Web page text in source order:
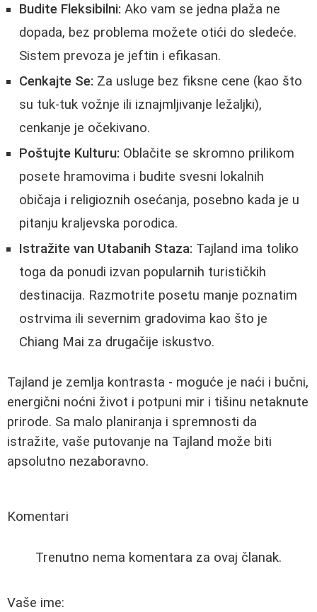
Budite Fleksibilni: Ako vam se jedna plaža ne
dopada, bez problema možete otići do sledeće.
Sistem prevoza je jeftin i efikasan.
Cenkajte Se: Za usluge bez fiksne cene (kao što
su tuk-tuk vožnje ili iznajmljivanje ležaljki),
cenkanje je očekivano.
Poštujte Kulturu: Oblačite se skromno prilikom
posete hramovima i budite svesni lokalnih
običaja i religioznih osećanja, posebno kada je u
pitanju kraljevska porodica.
Istražite van Utabanih Staza: Tajland ima toliko
toga da ponudi izvan popularnih turističkih
destinacija. Razmotrite posetu manje poznatim
ostrvima ili severnim gradovima kao što je
Chiang Mai za drugačije iskustvo.
Tajland je zemlja kontrasta - moguće je naći i bučni,
energični noćni život i potpuni mir i tišinu netaknute
prirode. Sa malo planiranja i spremnosti da
istražite, vaše putovanje na Tajland može biti
apsolutno nezaboravno.
Komentari
Trenutno nema komentara za ovaj članak.
Vaše ime: